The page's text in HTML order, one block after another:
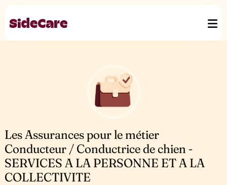
Les Assurances pour le métier
Conducteur / Conductrice de chien -
SERVICES A LA PERSONNE ET A LA
COLLECTIVITE